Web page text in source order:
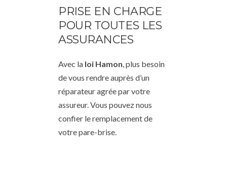
PRISE EN CHARGE
POUR TOUTES LES
ASSURANCES
Avec la loi Hamon, plus besoin
de vous rendre auprès d’un
réparateur agrée par votre
assureur. Vous pouvez nous
confier le remplacement de
votre pare-brise.